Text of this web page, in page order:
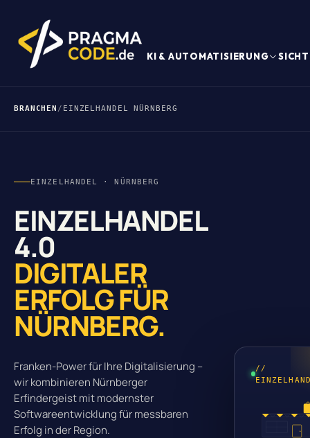
KI & AUTOMATISIERUNG
BRANCHEN / EINZELHANDEL NÜRNBERG
EINZELHANDEL · NÜRNBERG
EINZELHANDEL
4.0
DIGITALER
ERFOLG FÜR
NÜRNBERG.
Franken-Power für Ihre Digitalisierung –
wir kombinieren Nürnberger
Erfindergeist mit modernster
Softwareentwicklung für messbaren
Erfolg in der Region.
//